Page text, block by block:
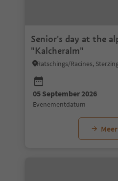
Senior's day at the
"Kalcheralm"
05 September 2026
evenementdatum